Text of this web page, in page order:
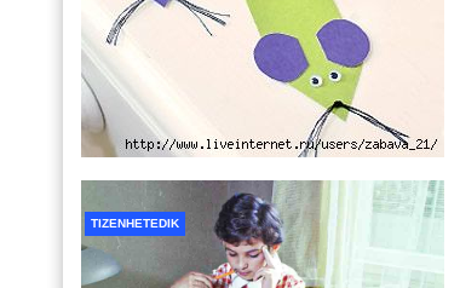
TIZENHETEDIK